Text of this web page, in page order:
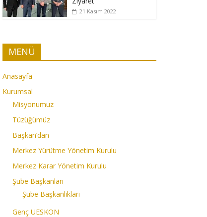
21 Kasım 2022
MENÜ
Anasayfa
Kurumsal
Misyonumuz
Tüzüğümüz
Başkan’dan
Merkez Yürütme Yönetim Kurulu
Merkez Karar Yönetim Kurulu
Şube Başkanları
Şube Başkanlıkları
Genç UESKON